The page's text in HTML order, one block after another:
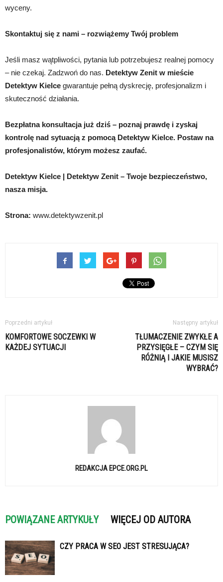
wyceny.
Skontaktuj się z nami – rozwiążemy Twój problem
Jeśli masz wątpliwości, pytania lub potrzebujesz realnej pomocy
– nie czekaj. Zadzwoń do nas. Detektyw Zenit w mieście
Detektyw Kielce gwarantuje pełną dyskrecję, profesjonalizm i
skuteczność działania.
Bezpłatna konsultacja już dziś – poznaj prawdę i zyskaj
kontrolę nad sytuacją z pomocą Detektyw Kielce. Postaw na
profesjonalistów, którym możesz zaufać.
Detektyw Kielce | Detektyw Zenit – Twoje bezpieczeństwo,
nasza misja.
Strona: www.detektywzenit.pl
Poprzedni artykuł
KOMFORTOWE SOCZEWKI W
KAŻDEJ SYTUACJI
Następny artykuł
TŁUMACZENIE ZWYKŁE A
PRZYSIĘGŁE – CZYM SIĘ
RÓŻNIĄ I JAKIE MUSISZ
WYBRAĆ?
REDAKCJA EPCE.ORG.PL
POWIĄZANE ARTYKUŁY WIĘCEJ OD AUTORA
CZY PRACA W SEO JEST STRESUJĄCA?